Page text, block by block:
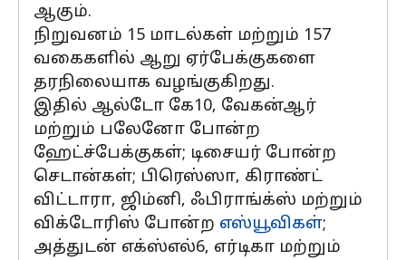
ஆகும்.
நிறுவனம் 15 மாடல்கள் மற்றும் 157
வகைகளில் ஆறு ஏர்பேக்குகளை
தரநிலையாக வழங்குகிறது.
இதில் ஆல்டோ கே10, வேகன்ஆர்
மற்றும் பலேனோ போன்ற
ஹேட்ச்பேக்குகள்; டிசையர் போன்ற
செடான்கள்; பிரெஸ்ஸா, கிராண்ட்
விட்டாரா, ஜிம்னி, ஃபிராங்க்ஸ் மற்றும்
விக்டோரிஸ் போன்ற எஸ்யூவிகள்;
அத்துடன் எக்ஸ்எல்6, எர்டிகா மற்றும்